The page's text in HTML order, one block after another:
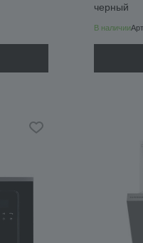
черный
В наличииАрт.